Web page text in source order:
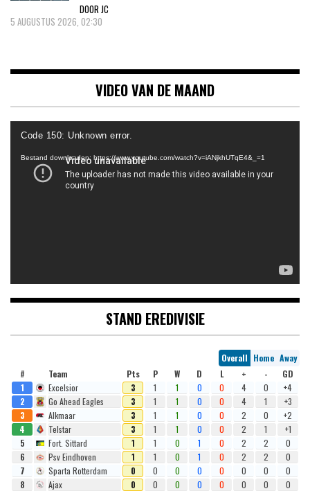
DOOR JC
5 AUGUSTUS 2026, 02:30
VIDEO VAN DE MAAND
Videospeler
Code 150: Unknown error.
Bestand downloaden: https://www.youtube.com/watch?v=iANjkhUTqE4&_=1
STAND EREDIVISIE
Overall Home Away
#
Team Pts P W D L + -
GD
1
Excelsior 3 1 1 0 0 4 0
+4
2
Go Ahead Eagles 3 1 1 0 0 4 1
+3
3
Alkmaar 3 1 1 0 0 2 0
+2
4
Telstar 3 1 1 0 0 2 1
+1
5
Fort. Sittard 1 1 0 1 0 2 2
0
6
Psv Eindhoven 1 1 0 1 0 2 2
0
7
Sparta Rotterdam 0 0 0 0 0 0 0
0
8
Ajax 0 0 0 0 0 0 0
0